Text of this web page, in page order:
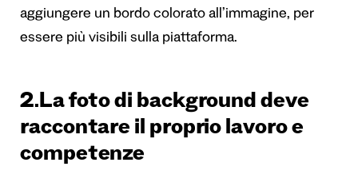
aggiungere un bordo colorato all’immagine, per
essere più visibili sulla piattaforma.
2.La foto di background deve
raccontare il proprio lavoro e
competenze